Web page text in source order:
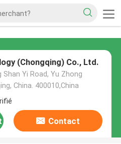
(Chongqing) Co., Ltd.
Shan Yi Road, Yu Zhong
China. 400010,China
Contact